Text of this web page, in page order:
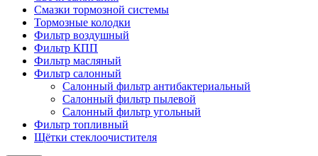
Смазки тормозной системы
Тормозные колодки
Фильтр воздушный
Фильтр КПП
Фильтр масляный
Фильтр салонный
Салонный фильтр антибактериальный
Салонный фильтр пылевой
Салонный фильтр угольный
Фильтр топливный
Щётки стеклоочистителя